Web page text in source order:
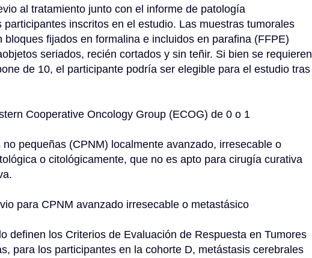
al tratamiento junto con el informe de patología
inscritos en el estudio. Las muestras tumorales
bloques fijados en formalina e incluidos en parafina (FFPE)
seriados, recién cortados y sin teñir. Si bien se requieren
de 10, el participante podría ser elegible para el estudio tras
Cooperative Oncology Group (ECOG) de 0 o 1
pequeñas (CPNM) localmente avanzado, irresecable o
o citológicamente, que no es apto para cirugía curativa
para CPNM avanzado irresecable o metastásico
definen los Criterios de Evaluación de Respuesta en Tumores
para los participantes en la cohorte D, metástasis cerebrales